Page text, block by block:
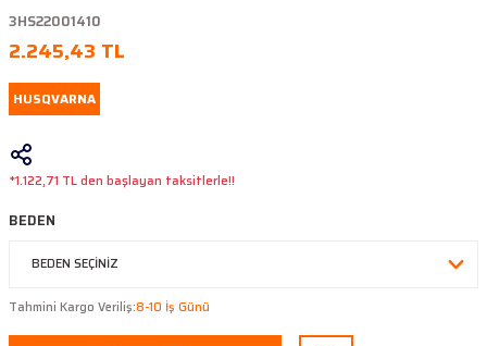
3HS22001410
2.245,43 TL
HUSQVARNA
*1.122,71 TL den başlayan taksitlerle!!
BEDEN
Tahmini Kargo Veriliş:8-10 İş Günü